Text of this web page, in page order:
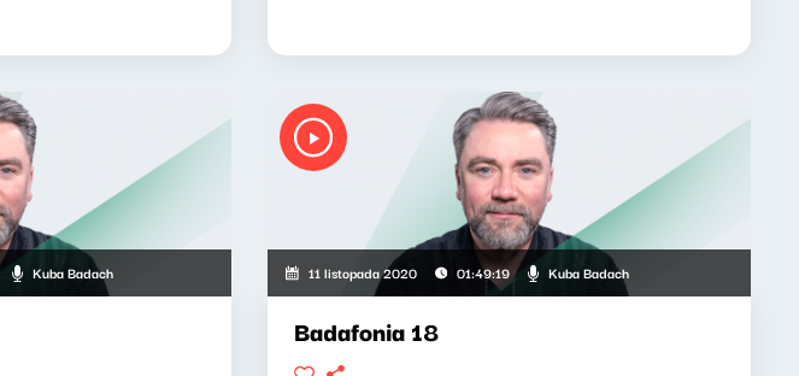
Kuba Badach 11 listopada 2020 01:49:19 Kuba Badach
Badafonia 18